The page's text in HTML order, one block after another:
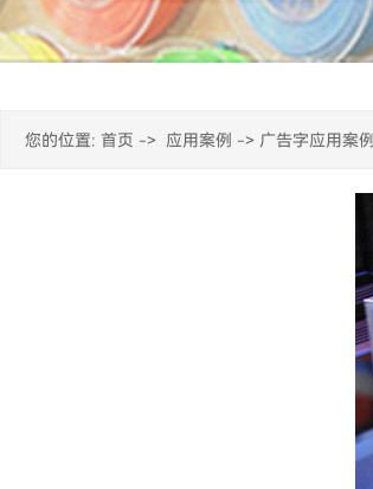
您的位置: 首页 -> 应用案例 -> 广告字应用案例